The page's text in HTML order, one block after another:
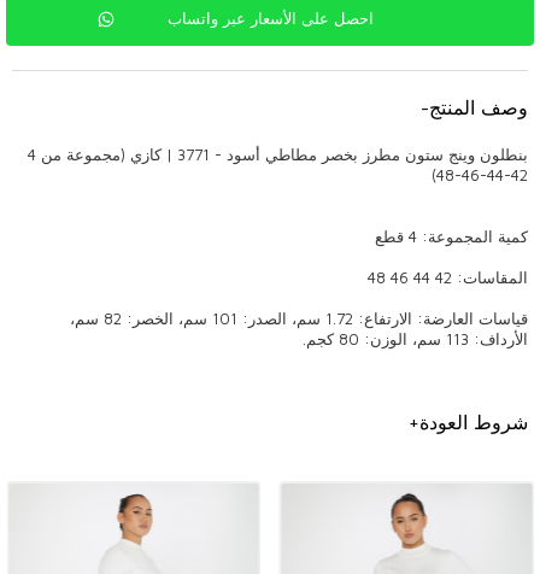
احصل على الأسعار عبر واتساب
وصف المنتج-
بنطلون وينج ستون مطرز بخصر مطاطي أسود - 3771 | كازي (مجموعة من 4
42-44-46-48)
كمية المجموعة: 4 قطع
المقاسات: 42 44 46 48
قياسات العارضة: الارتفاع: 1.72 سم، الصدر: 101 سم، الخصر: 82 سم،
الأرداف: 113 سم، الوزن: 80 كجم.
بنطال عالي الجودة يعني استثمارًا طويل الأمد. تتميز السراويل عالية الجودة
بمتانة قماشها وكمال قصتها، مما يجعلك تشعر بالراحة والثقة في أي بيئة.
في أي موسم يجب استخدامه؟
شروط العودة+